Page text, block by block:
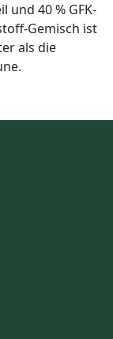
und 40 % GFK-
Gemisch ist
als die